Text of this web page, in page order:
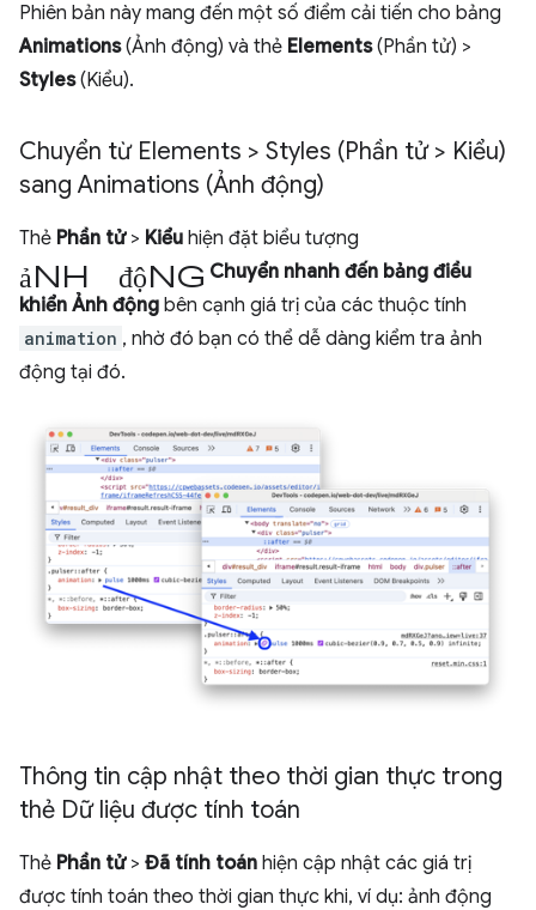
Phiên bản này mang đến một số điểm cải tiến cho bảng
Animations(Ảnh động) và thẻ Elements(Phần tử) >
Styles(Kiểu).
Chuyển từ Elements > Styles (Phần tử > Kiểu)
sang Animations (Ảnh động)
Thẻ Phần tử> Kiểu hiện đặt biểu tượng
ảnh động Chuyển nhanh đến bảng điều
khiển Ảnh động bên cạnh giá trị của các thuộc tính
animation , nhờ đó bạn có thể dễ dàng kiểm tra ảnh
động tại đó.
Thông tin cập nhật theo thời gian thực trong
thẻ Dữ liệu được tính toán
Thẻ Phần tử> Đã tính toán hiện cập nhật các giá trị
được tính toán theo thời gian thực khi, ví dụ: ảnh động